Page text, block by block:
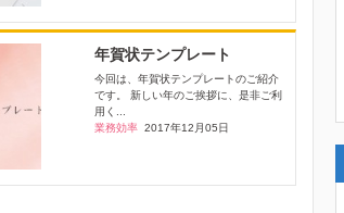
年賀状テンプレート
今回は、年賀状テンプレートのご紹介
です。 新しい年のご挨拶に、是非ご利
用く...
業務効率 2017年12月05日